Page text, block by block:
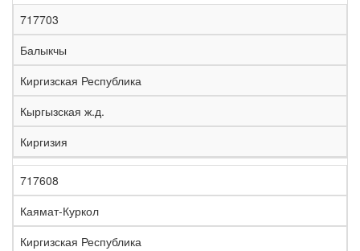
717703
Балыкчы
Киргизская Республика
Кыргызская ж.д.
Киргизия
717608
Каямат-Куркол
Киргизская Республика